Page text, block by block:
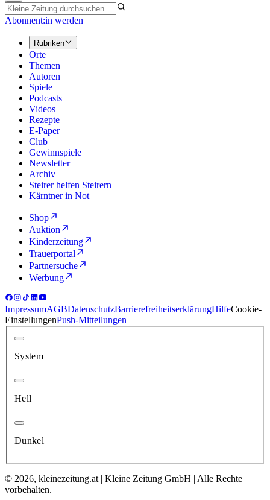
Abonnent:in werden
Rubriken
Orte
Themen
Autoren
Spiele
Podcasts
Videos
Rezepte
E-Paper
Club
Gewinnspiele
Newsletter
Archiv
Steirer helfen Steirern
Kärntner in Not
Shop
Auktion
Kinderzeitung
Trauerportal
Partnersuche
Werbung
ImpressumAGBDatenschutzBarrierefreiheitserklärungHilfeCookie-
EinstellungenPush-Mitteilungen
System
Hell
Dunkel
© 2026, kleinezeitung.at | Kleine Zeitung GmbH | Alle Rechte
vorbehalten.